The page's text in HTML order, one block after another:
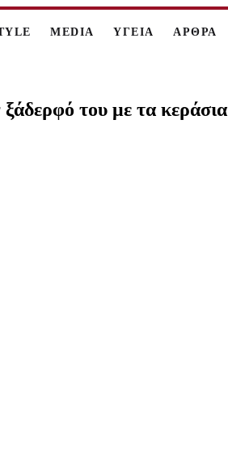
MEDIA ΥΓΕΙΑ ΑΡΘΡΑ
του με τα κεράσια